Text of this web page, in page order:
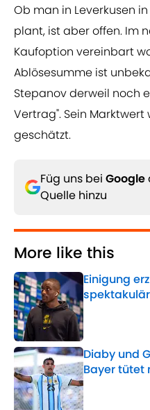
Ob man in Leverkusen
plant, ist aber offen. Im
Kaufoption vereinbart
Ablösesumme ist
Stepanov derweil noch
Vertrag". Sein Marktwert
geschätzt.
Füg uns bei Google
Quelle hinzu
More like this
Einigung
Published by
Diaby und
Bayer tütet
Published by